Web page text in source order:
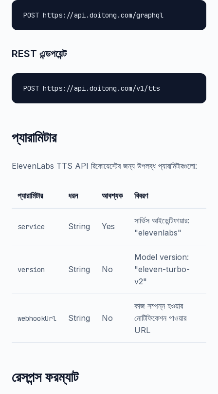
POST https://api.doitong.com/graphql
REST এন্ডপয়েন্ট
POST https://api.doitong.com/v1/tts
প্যারামিটার
ElevenLabs TTS API রিকোয়েস্টের জন্য উপলব্ধ প্যারামিটারগুলো:
প্যারামিটার ধরন আবশ্যক বিবরণ
service String Yes
সার্ভিস আইডেন্টিফায়ার:
"elevenlabs"
version String No
Model version:
"eleven-turbo-
v2"
webhookUrl String No
কাজ সম্পন্ন হওয়ার
নোটিফিকেশন পাওয়ার
URL
রেসপন্স ফরম্যাট